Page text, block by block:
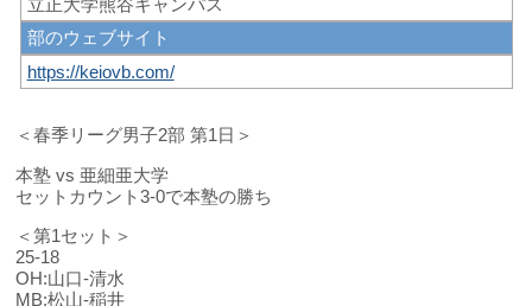
部のウェブサイト
https://keiovb.com/
＜春季リーグ男子2部 第1日＞
本塾 vs 亜細亜大学
セットカウント3-0で本塾の勝ち
＜第1セット＞
25-18
OH:山口-清水
MB:松山-稲井